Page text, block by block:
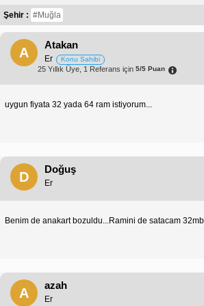
Şehir : #Muğla
A
Atakan
Er Konu Sahibi
25 Yıllık Üye, 1 Referans için 5/5 Puan
uygun fiyata 32 yada 64 ram istiyorum...
D
Doğuş
Er
Benim de anakart bozuldu...Ramini de satacam
A
azah
Er